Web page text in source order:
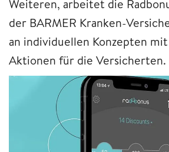
Weiteren, arbeitet die
der BARMER Kranken-
an individuellen Konzepten
Aktionen für die Versicherten.